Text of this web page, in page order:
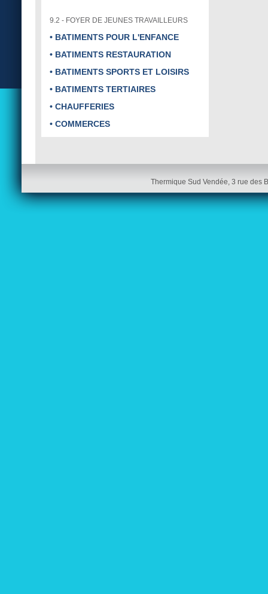
9.2 - FOYER DE JEUNES TRAVAILLEURS
• BATIMENTS POUR L'ENFANCE
• BATIMENTS RESTAURATION
• BATIMENTS SPORTS ET LOISIRS
• BATIMENTS TERTIAIRES
• CHAUFFERIES
• COMMERCES
Thermique Sud Vendée, 3 rue des